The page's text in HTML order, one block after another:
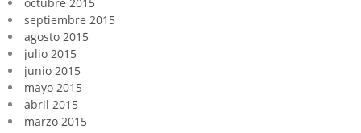
septiembre 2015
agosto 2015
julio 2015
junio 2015
mayo 2015
abril 2015
marzo 2015